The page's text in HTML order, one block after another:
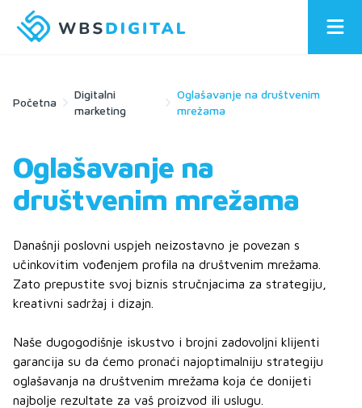
Početna
Digitalni
marketing
Oglašavanje na društvenim
mrežama
Oglašavanje na
društvenim mrežama
Današnji poslovni uspjeh neizostavno je povezan s
učinkovitim vođenjem profila na društvenim mrežama.
Zato prepustite svoj biznis stručnjacima za strategiju,
kreativni sadržaj i dizajn.
Naše dugogodišnje iskustvo i brojni zadovoljni klijenti
garancija su da ćemo pronaći najoptimalniju strategiju
oglašavanja na društvenim mrežama koja će donijeti
najbolje rezultate za vaš proizvod ili uslugu.